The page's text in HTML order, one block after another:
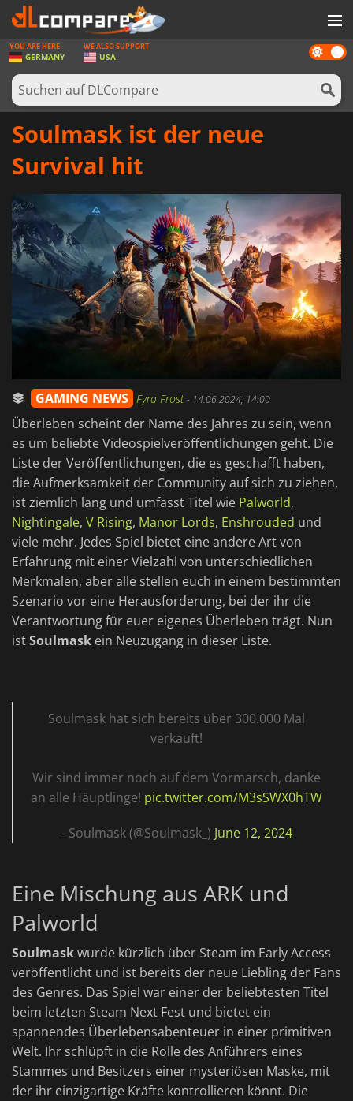
SPIELE
SPIEL KARTEN
SOFTWARE
NACHRICHTEN
ANMELDEN ODER REGISTRIEREN
Dark
mode
YOU ARE HERE
GERMANY
WE ALSO SUPPORT
USA
Soulmask ist der neue
Survival hit
GAMING NEWS Fyra Frost- 14.06.2024, 14:00
Überleben scheint der Name des Jahres zu sein, wenn
es um beliebte Videospielveröffentlichungen geht. Die
Liste der Veröffentlichungen, die es geschafft haben,
die Aufmerksamkeit der Community auf sich zu ziehen,
ist ziemlich lang und umfasst Titel wie Palworld,
Nightingale, V Rising, Manor Lords, Enshrouded und
viele mehr. Jedes Spiel bietet eine andere Art von
Erfahrung mit einer Vielzahl von unterschiedlichen
Merkmalen, aber alle stellen euch in einem bestimmten
Szenario vor eine Herausforderung, bei der ihr die
Verantwortung für euer eigenes Überleben trägt. Nun
istSoulmask ein Neuzugang in dieser Liste.
Soulmask hat sich bereits über 300.000 Mal
verkauft!
Wir sind immer noch auf dem Vormarsch, danke
an alle Häuptlinge! pic.twitter.com/M3sSWX0hTW
- Soulmask (@Soulmask_) June 12, 2024
Eine Mischung aus ARK und
Palworld
Soulmaskwurde kürzlich über Steam im Early Access
veröffentlicht und ist bereits der neue Liebling der Fans
des Genres. Das Spiel war einer der beliebtesten Titel
beim letzten Steam Next Fest und bietet ein
spannendes Überlebensabenteuer in einer primitiven
Welt. Ihr schlüpft in die Rolle des Anführers eines
Stammes und Besitzers einer mysteriösen Maske, mit
der ihr einzigartige Kräfte kontrollieren könnt. Die